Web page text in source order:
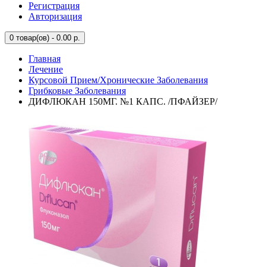
Регистрация
Авторизация
0 товар(ов) - 0.00 р.
Главная
Лечение
Курсовой Прием/Хронические Заболевания
Грибковые Заболевания
ДИФЛЮКАН 150МГ. №1 КАПС. /ПФАЙЗЕР/